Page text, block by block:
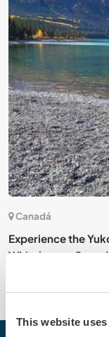
This website
Canadá
Experience the
Whitehorse, Canada